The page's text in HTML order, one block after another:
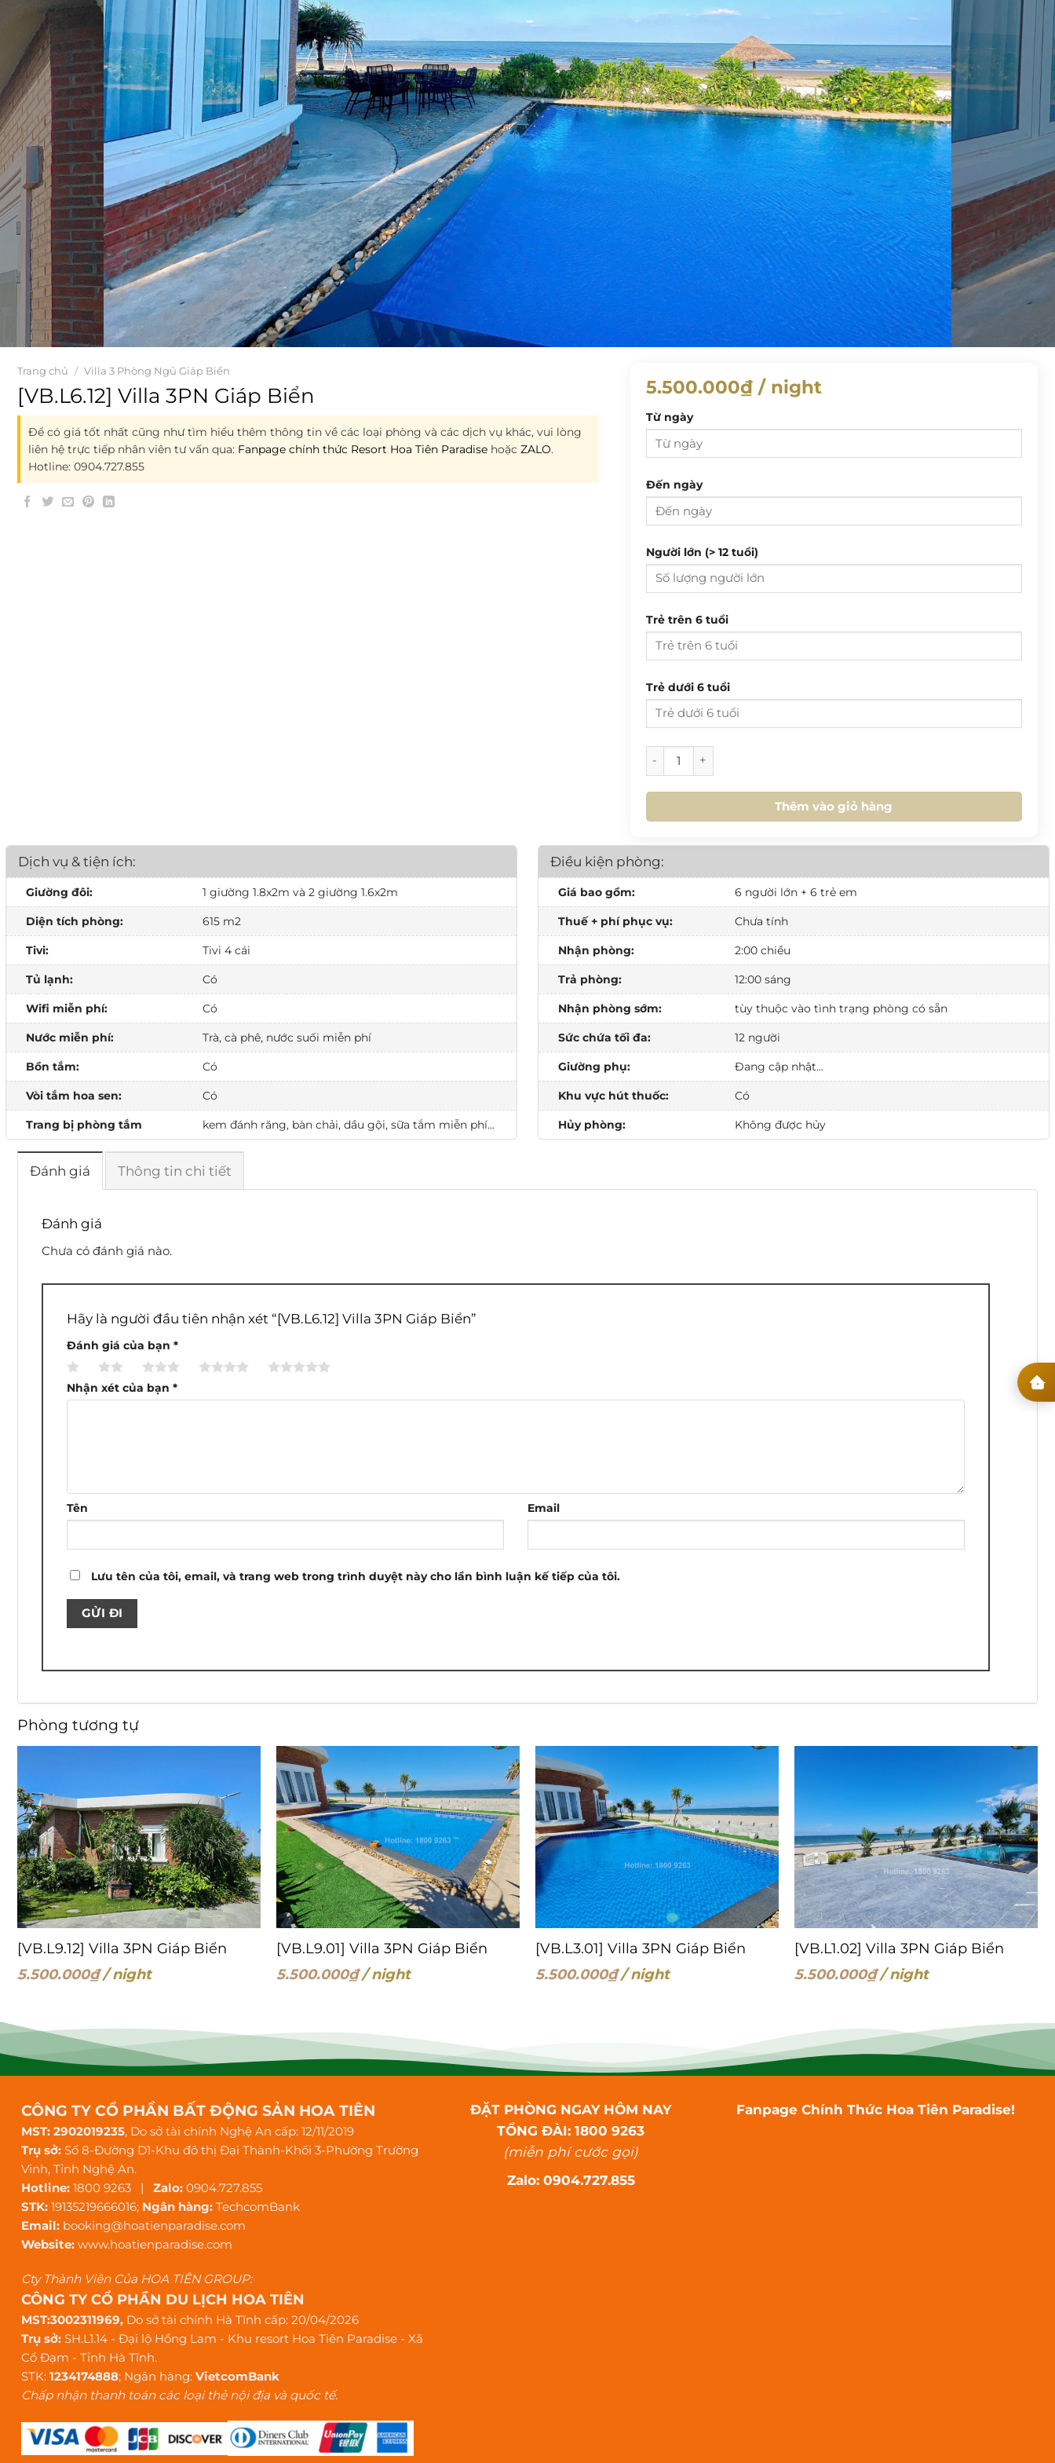
Trang chủ / Villa 3 Phòng Ngủ Giáp Biển
[VB.L6.12] Villa 3PN Giáp Biển
Để có giá tốt nhất cũng như tìm hiểu thêm thông tin về các loại phòng và các dịch vụ khác, vui lòng
liên hệ trực tiếp nhân viên tư vấn qua: Fanpage chính thức Resort Hoa Tiên Paradise hoặc ZALO.
Hotline: 0904.727.855
5.500.000₫/ night
Từ ngày
T 2 T 3
27 28 29 30 31 1 2
3 4 5 6 7 8 9
10 11
17 18
24 25
31 1
HÔM NAY
Đến ngày
T 2 T 3
27 28 29 30 31 1 2
3 4 5 6 7 8 9
10 11
17 18
24
31
Người lớn (> 12 tuổi)
Trẻ trên 6 tuổi
Trẻ dưới 6 tuổi
[VB.L6.12] Villa 3PN Giáp Biển số lượng
Thêm vào giỏ hàng
Dịch vụ & tiện ích:
Giường đôi: 1 giường 1.8x2m và 2 giường 1.6x2m
Diện tích phòng: 615 m2
Tivi: Tivi 4 cái
Tủ lạnh: Có
Wifi miễn phí: Có
Nước miễn phí: Trà, cà phê, nước suối miễn phí
Bồn tắm: Có
Vòi tắm hoa sen: Có
Trang bị phòng tắm kem đánh răng, bàn chải, dầu gội, sữa tắm miễn phí...
Điều kiện phòng:
Giá bao gồm: 6 người lớn + 6 trẻ em
Thuế + phí phục vụ: Chưa tính
Nhận phòng: 2:00 chiều
Trả phòng: 12:00 sáng
Nhận phòng sớm: tùy thuộc vào tình trạng phòng có sẵn
Sức chứa tối đa: 12 người
Giường phụ: Đang cập nhật...
Khu vực hút thuốc: Có
Hủy phòng: Không được hủy
Đánh giá Thông tin chi tiết
Đánh giá
Chưa có đánh giá nào.
Hãy là người đầu tiên nhận xét “[VB.L6.12] Villa 3PN Giáp Biển”
Đánh giá của bạn *
trên
trên
Nhận xét của bạn *
Tên Email
Lưu tên của tôi, email, và trang web trong trình duyệt này cho lần bình luận kế tiếp của tôi.
Phòng tương tự
[VB.L9.12] Villa 3PN Giáp Biển
5.500.000₫/ night
[VB.L9.01] Villa 3PN Giáp Biển
5.500.000₫/ night
[VB.L3.01] Villa 3PN Giáp Biển
5.500.000₫/ night
[VB.L1.02] Villa 3PN Giáp Biển
5.500.000₫/ night
CÔNG TY CỔ PHẦN BẤT ĐỘNG SẢN HOA TIÊN
MST: 2902019235, Do sở tài chính Nghệ An cấp: 12/11/2019
Trụ sở: Số 8-Đường D1-Khu đô thị Đại Thành-Khối 3-Phường Trường
Vinh, Tỉnh Nghệ An.
Hotline: 1800 9263 | Zalo: 0904.727.855
STK: 19135219666016; Ngân hàng: TechcomBank
Email: booking@hoatienparadise.com
Website: www.hoatienparadise.com
Cty Thành Viên Của HOA TIÊN GROUP:
CÔNG TY CỔ PHẦN DU LỊCH HOA TIÊN
MST:3002311969, Do sở tài chính Hà Tĩnh cấp: 20/04/2026
Trụ sở: SH.L1.14 - Đại lộ Hồng Lam - Khu resort Hoa Tiên Paradise - Xã
Cổ Đạm - Tỉnh Hà Tĩnh.
STK: 1234174888; Ngân hàng: VietcomBank
Chấp nhận thanh toán các loại thẻ nội địa và quốc tế.
ĐẶT PHÒNG NGAY HÔM NAY
TỔNG ĐÀI: 1800 9263
(miễn phí cước gọi)
Zalo: 0904.727.855
Fanpage Chính Thức Hoa Tiên Paradise!